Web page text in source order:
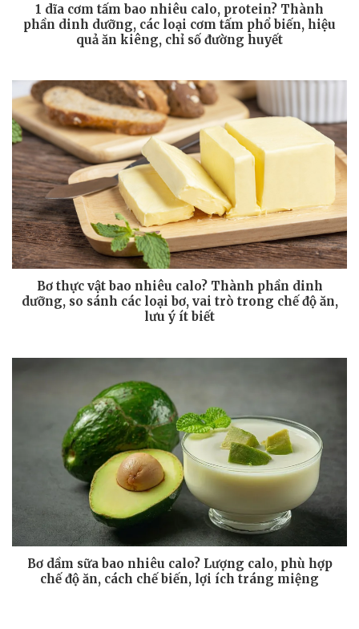
1 dĩa cơm tấm bao nhiêu calo, protein? Thành
phần dinh dưỡng, các loại cơm tấm phổ biến, hiệu
quả ăn kiêng, chỉ số đường huyết
Bơ thực vật bao nhiêu calo? Thành phần dinh
dưỡng, so sánh các loại bơ, vai trò trong chế độ ăn,
lưu ý ít biết
Bơ dầm sữa bao nhiêu calo? Lượng calo, phù hợp
chế độ ăn, cách chế biến, lợi ích tráng miệng